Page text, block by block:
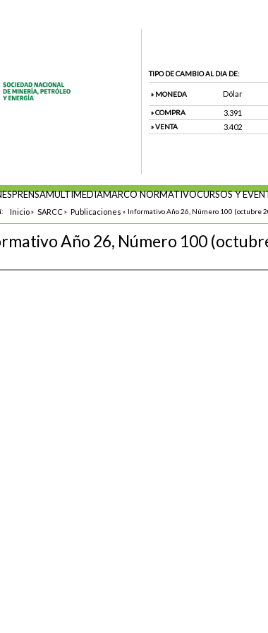
TIPO DE CAMBIO AL DIA DE:
» MONEDA Dólar
» COMPRA 3.391
» VENTA 3.402
PRENSAMULTIMEDIAMARCO NORMATIVOCURSOS Y
Inicio» SARCC» Publicaciones » Informativo Año 26, Número 100 (octubre
Año 26, Número 100